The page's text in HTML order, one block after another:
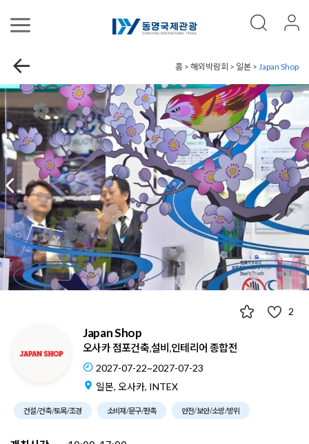
홈 > 해외박람회 > 일본 > Japan Shop
2
Japan Shop
오사카 점포건축,설비,인테리어 종합전
2027-07-22~2027-07-23
일본, 오사카, INTEX
건설/건축/토목/조경 소비재/문구/판촉 안전/보안/소방/방위